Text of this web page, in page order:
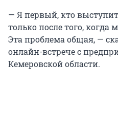
— Я первый, кто
только после того,
Эта проблема общая, —
онлайн-встрече с
Кемеровской области.